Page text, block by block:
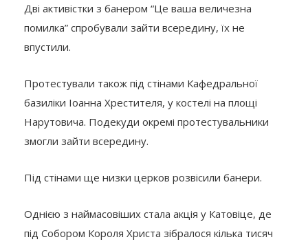
Дві активістки з банером “Це ваша величезна
помилка” спробували зайти всередину, їх не
впустили.
Протестували також під стінами Кафедральної
базиліки Іоанна Хрестителя, у костелі на площі
Нарутовича. Подекуди окремі протестувальники
змогли зайти всередину.
Під стінами ще низки церков розвісили банери.
Однією з наймасовіших стала акція у Катовіце, де
під Собором Короля Христа зібралося кілька тисяч